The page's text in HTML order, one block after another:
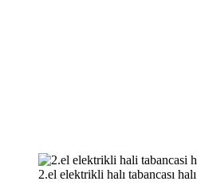
2.el elektrikli halı tabancası